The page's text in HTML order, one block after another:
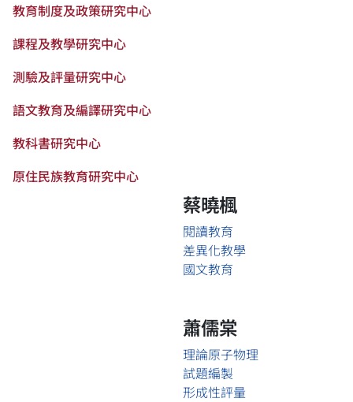
教育制度及政策研究中心
課程及教學研究中心
測驗及評量研究中心
語文教育及編譯研究中心
教科書研究中心
原住民族教育研究中心
蔡曉楓
閱讀教育
差異化教學
國文教育
蕭儒棠
理論原子物理
試題編製
形成性評量